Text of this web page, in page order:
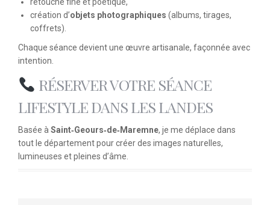
création d’objets photographiques (albums, tirages,
coffrets).
Chaque séance devient une œuvre artisanale, façonnée avec
intention.
RÉSERVER VOTRE SÉANCE
LIFESTYLE DANS LES LANDES
Basée àSaint‑Geours‑de‑Maremne, je me déplace dans
tout le département pour créer des images naturelles,
lumineuses et pleines d’âme.